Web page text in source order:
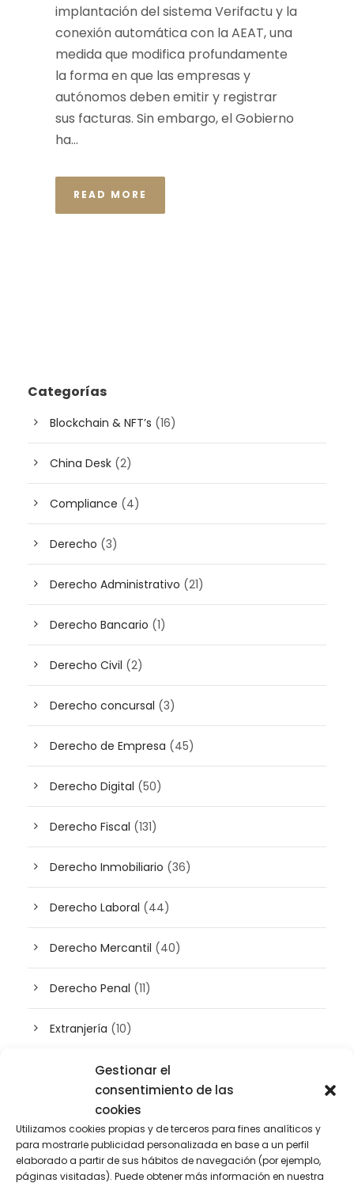
Gestionar el
consentimiento de las
cookies
Utilizamos cookies propias y de terceros para fines analíticos y
para mostrarle publicidad personalizada en base a un perfil
elaborado a partir de sus hábitos de navegación (por ejemplo,
páginas visitadas). Puede obtener más información en nuestra
implantación del sistema Verifactu y la
conexión automática con la AEAT, una
medida que modifica profundamente
la forma en que las empresas y
autónomos deben emitir y registrar
sus facturas. Sin embargo, el Gobierno
ha...
READ MORE
Categorías
Blockchain & NFT’s (16)
China Desk (2)
Compliance (4)
Derecho (3)
Derecho Administrativo (21)
Derecho Bancario (1)
Derecho Civil (2)
Derecho concursal (3)
Derecho de Empresa (45)
Derecho Digital (50)
Derecho Fiscal (131)
Derecho Inmobiliario (36)
Derecho Laboral (44)
Derecho Mercantil (40)
Derecho Penal (11)
Extranjería (10)
Inteligencia artificial(3)
Patrimonio(5)
Plusvalía(2)